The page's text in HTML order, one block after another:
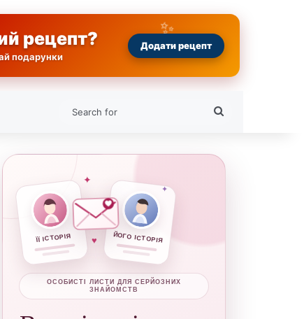
рецепт?
подарунки
Додати рецепт
ЇЇ ІСТОРІЯ ЙОГО ІСТОРІЯ
✦
♥
✦
ОСОБИСТІ ЛИСТИ ДЛЯ СЕРЙОЗНИХ
ЗНАЙОМСТВ